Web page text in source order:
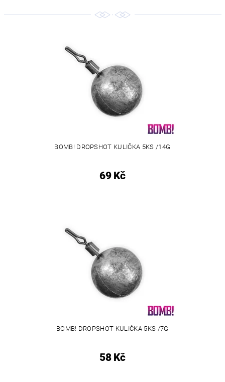
BOMB! DROPSHOT KULIČKA 5KS /14G
69 Kč
BOMB! DROPSHOT KULIČKA 5KS /7G
58 Kč